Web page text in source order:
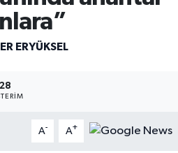
ERYÜKSEL
128
A- A+